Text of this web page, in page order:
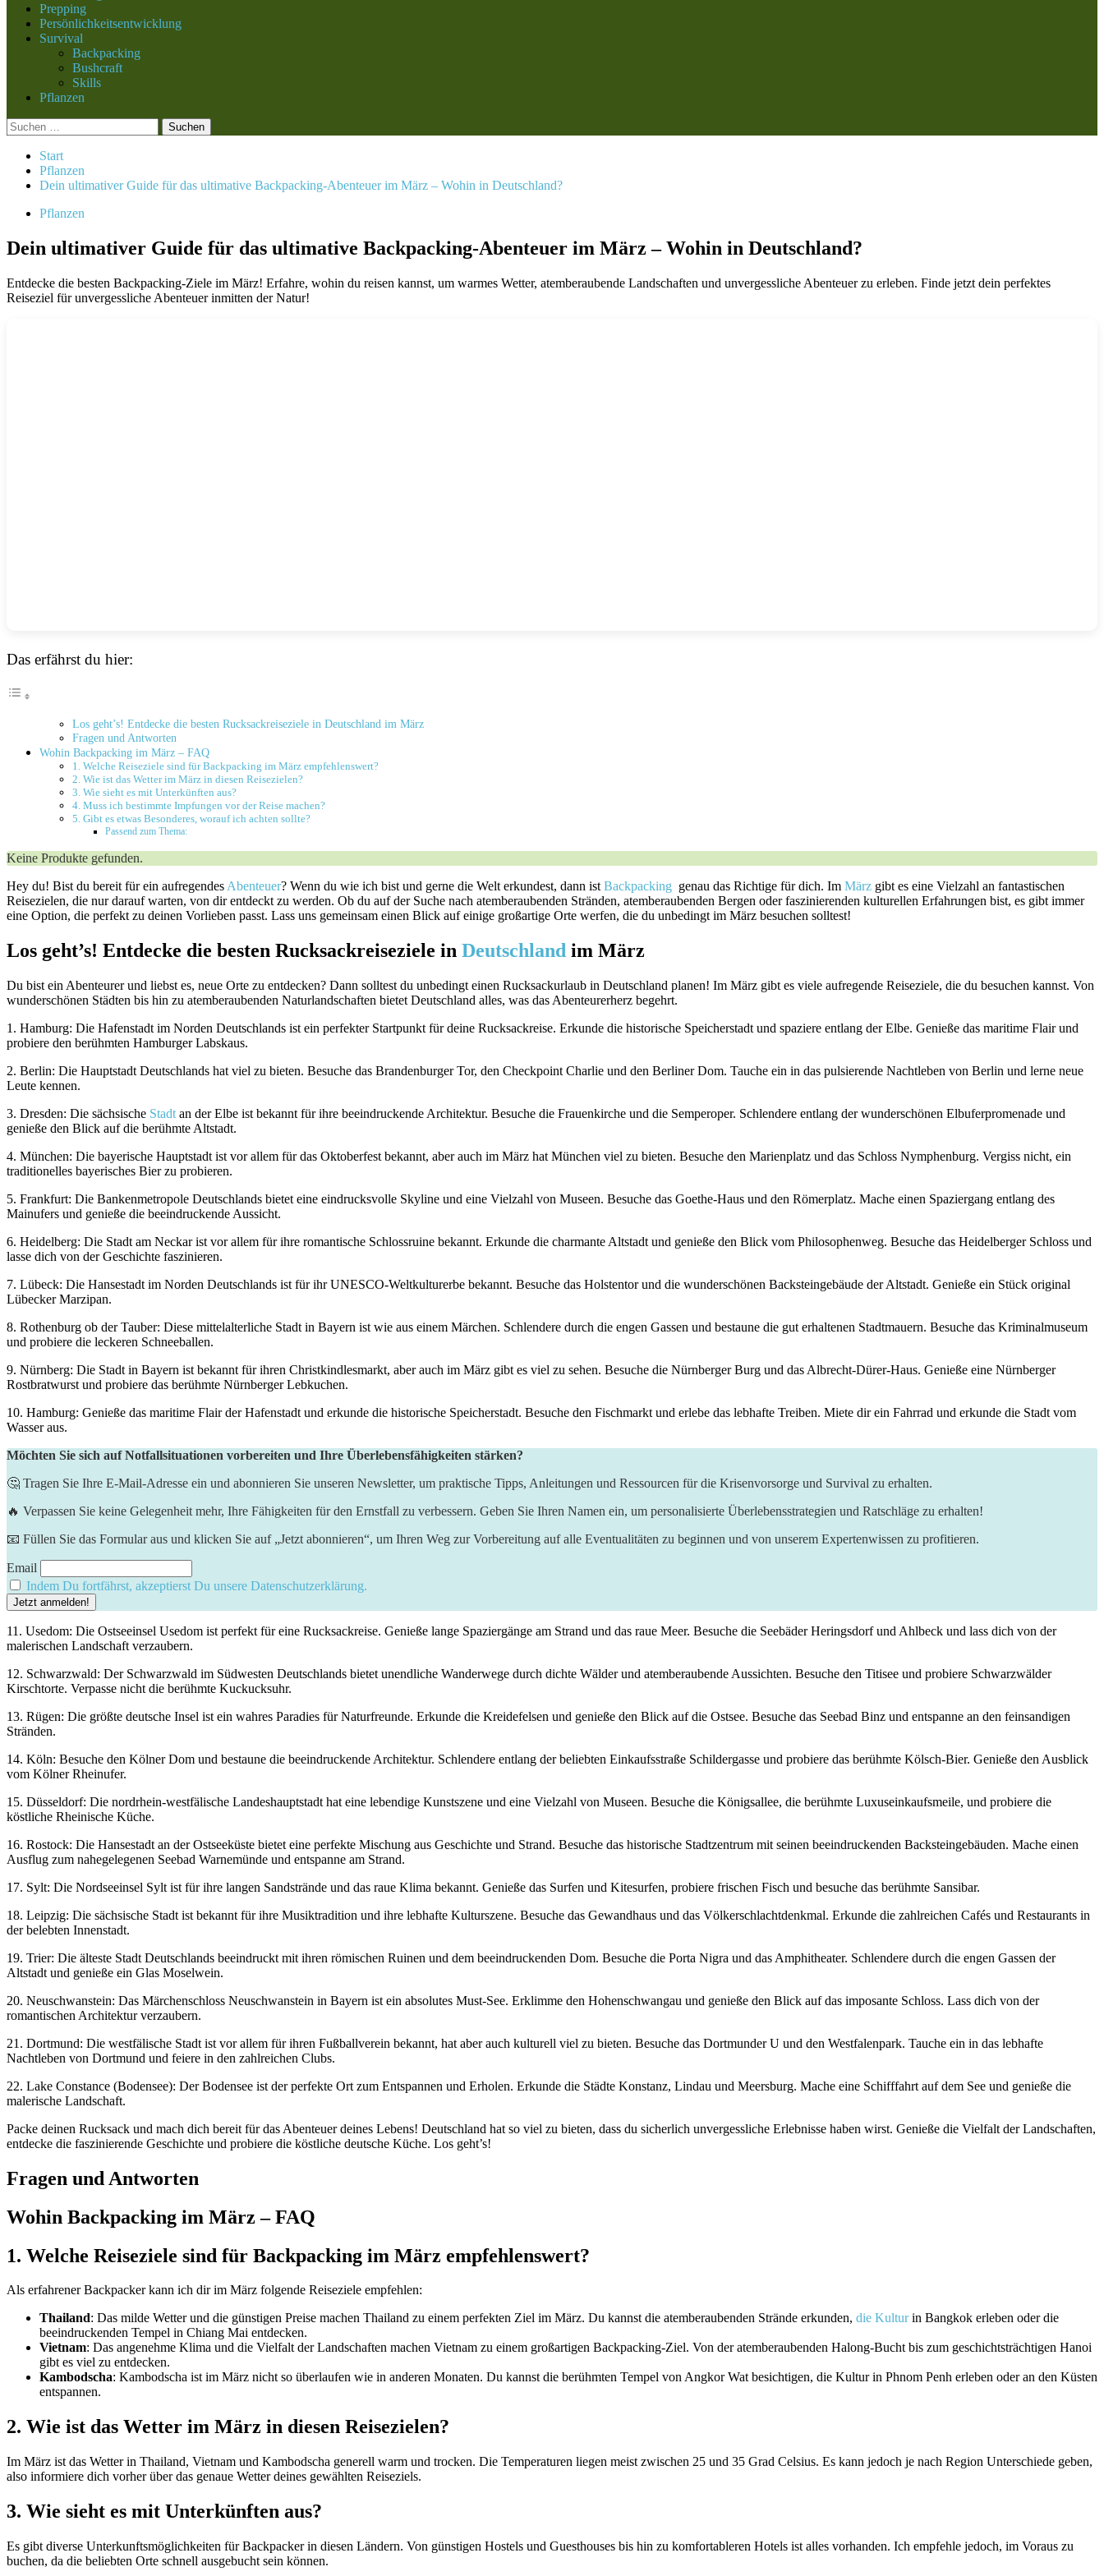
Prepping
Persönlichkeitsentwicklung
Survival
Backpacking
Bushcraft
Skills
Pflanzen
Suchen
nach:
Start
Pflanzen
Dein ultimativer Guide für das ultimative Backpacking-Abenteuer im März – Wohin in Deutschland?
Pflanzen
Dein ultimativer Guide für das ultimative Backpacking-Abenteuer im März – Wohin in Deutschland?
Entdecke die besten Backpacking-Ziele im März! Erfahre, wohin du reisen kannst, um warmes Wetter, atemberaubende Landschaften und unvergessliche Abenteuer zu erleben. Finde jetzt dein perfektes
Reiseziel für unvergessliche Abenteuer inmitten der Natur!
Das erfährst du hier:
Los geht’s! Entdecke die‌ besten Rucksackreiseziele in Deutschland ​im März
Fragen⁣ und Antworten
Wohin Backpacking im März – FAQ
1. Welche Reiseziele ⁤sind⁣ für Backpacking im März empfehlenswert?
2. ⁣Wie ist das Wetter im März in diesen Reisezielen?
3.⁣ Wie sieht es mit Unterkünften ⁢aus?
4. ‍Muss ich⁣ bestimmte⁤ Impfungen vor der Reise ⁤machen?
5.⁢ Gibt es etwas Besonderes, worauf ich ‌achten sollte?
Passend zum Thema:
Keine Produkte gefunden.
Hey du! Bist du bereit⁢ für​ ein⁣ aufregendes Abenteuer? ⁣Wenn du wie ‌ich bist und‌ gerne ​die Welt erkundest, dann ist Backpacking ⁤ genau​ das Richtige für dich. Im März gibt es eine Vielzahl⁣ an‍ fantastischen
Reisezielen, die‌ nur darauf warten, von ⁢dir entdeckt zu‌ werden. Ob du auf der Suche nach atemberaubenden Stränden, atemberaubenden Bergen‌ oder faszinierenden kulturellen Erfahrungen bist, es gibt immer
eine Option, die ‍perfekt zu deinen Vorlieben passt. Lass uns gemeinsam einen Blick auf einige großartige Orte ‌werfen, ​die du unbedingt​ im März besuchen solltest!
Los geht’s! Entdecke die‌ besten Rucksackreiseziele in Deutschland ​im März
Du bist ​ein Abenteurer und liebst⁤ es, neue Orte zu entdecken? Dann solltest du unbedingt einen Rucksackurlaub in Deutschland⁣ planen! Im​ März gibt es ‍viele ⁢aufregende Reiseziele, die du besuchen kannst. Von
wunderschönen​ Städten bis hin zu atemberaubenden⁤ Naturlandschaften bietet ⁢Deutschland alles, was das Abenteurerherz begehrt.
1. ‍Hamburg: Die Hafenstadt im Norden Deutschlands ist ein‍ perfekter Startpunkt ⁤für deine Rucksackreise. ‌Erkunde die historische‌ Speicherstadt und spaziere entlang der⁣ Elbe. Genieße das maritime‌ Flair ⁣und
probiere den berühmten⁤ Hamburger⁤ Labskaus.
2. Berlin: Die Hauptstadt Deutschlands hat⁤ viel zu bieten. ⁤Besuche ⁢das Brandenburger Tor, den ‍Checkpoint Charlie und ‍den Berliner Dom. Tauche ein ‍in⁣ das ⁢pulsierende Nachtleben ⁣von Berlin und lerne neue
Leute ⁤kennen.
3. Dresden: Die sächsische Stadt an der Elbe​ ist bekannt⁣ für ⁢ihre beeindruckende Architektur.​ Besuche die Frauenkirche und‍ die Semperoper. Schlendere entlang ‌der ‌wunderschönen Elbuferpromenade und
genieße den Blick ‍auf die berühmte Altstadt.
4. München: Die​ bayerische Hauptstadt ist vor allem für das Oktoberfest bekannt, aber ⁣auch im März ‍hat⁣ München viel zu bieten. Besuche den Marienplatz⁤ und das Schloss Nymphenburg. Vergiss nicht, ein
traditionelles⁤ bayerisches Bier zu probieren.
5. Frankfurt: Die ‌Bankenmetropole Deutschlands bietet⁤ eine eindrucksvolle Skyline und eine Vielzahl‍ von ⁤Museen.⁢ Besuche das Goethe-Haus ‌und ‌den​ Römerplatz. Mache einen Spaziergang ‍entlang⁤ des
Mainufers und genieße die beeindruckende Aussicht.
6. Heidelberg: Die Stadt am Neckar ist‍ vor ‍allem⁤ für ​ihre romantische Schlossruine bekannt. Erkunde‌ die charmante Altstadt und genieße den ⁢Blick‌ vom Philosophenweg. Besuche⁤ das Heidelberger Schloss und
‌lasse ⁣dich von ​der Geschichte faszinieren.
7. Lübeck: Die Hansestadt ⁤im Norden Deutschlands‍ ist ‌für ihr UNESCO-Weltkulturerbe bekannt. Besuche das Holstentor und die⁢ wunderschönen Backsteingebäude der Altstadt.​ Genieße ein‍ Stück original
Lübecker Marzipan.
8. Rothenburg ob der ⁣Tauber: Diese ‍mittelalterliche​ Stadt⁣ in Bayern ist wie aus einem Märchen. Schlendere durch die engen Gassen und bestaune die gut erhaltenen⁢ Stadtmauern. Besuche ⁢das Kriminalmuseum
und probiere‍ die leckeren Schneeballen.
9. Nürnberg: Die Stadt in Bayern ist bekannt für⁤ ihren Christkindlesmarkt, aber ‍auch im März gibt ​es ⁣viel ⁢zu sehen. Besuche die Nürnberger ‌Burg und⁤ das Albrecht-Dürer-Haus. Genieße eine ‌Nürnberger
Rostbratwurst und probiere das‍ berühmte Nürnberger Lebkuchen.
10. ‌Hamburg: ‌Genieße das maritime Flair‍ der Hafenstadt und erkunde‍ die historische Speicherstadt. Besuche ‍den Fischmarkt und erlebe das lebhafte Treiben. Miete dir‍ ein Fahrrad und⁤ erkunde die Stadt vom
⁣Wasser aus.
Möchten Sie sich auf Notfallsituationen vorbereiten und Ihre Überlebensfähigkeiten stärken?
🤔 Tragen Sie Ihre E-Mail-Adresse ein und abonnieren Sie unseren Newsletter, um praktische Tipps, Anleitungen und Ressourcen für die Krisenvorsorge und Survival zu erhalten.
🔥 Verpassen Sie keine Gelegenheit mehr, Ihre Fähigkeiten für den Ernstfall zu verbessern. Geben Sie Ihren Namen ein, um personalisierte Überlebensstrategien und Ratschläge zu erhalten!
📧 Füllen Sie das Formular aus und klicken Sie auf „Jetzt abonnieren“, um Ihren Weg zur Vorbereitung auf alle Eventualitäten zu beginnen und von unserem Expertenwissen zu profitieren.
Email
Indem Du fortfährst, akzeptierst Du unsere Datenschutzerklärung.
11.‍ Usedom: Die⁣ Ostseeinsel Usedom ⁤ist perfekt für eine Rucksackreise. ‍Genieße lange ⁣Spaziergänge am Strand und das raue Meer. Besuche die Seebäder⁣ Heringsdorf und Ahlbeck und lass dich ⁤von der
malerischen ​Landschaft verzaubern.
12. ⁣Schwarzwald:‍ Der Schwarzwald im Südwesten ‍Deutschlands​ bietet unendliche⁣ Wanderwege‍ durch dichte Wälder und⁣ atemberaubende Aussichten. Besuche den Titisee und probiere Schwarzwälder
Kirschtorte. Verpasse ‍nicht die berühmte Kuckucksuhr.
13. Rügen: Die größte⁤ deutsche Insel ​ist ein wahres‌ Paradies für Naturfreunde. Erkunde⁣ die Kreidefelsen und genieße den Blick auf die Ostsee. Besuche ⁤das Seebad Binz und entspanne an den feinsandigen
Stränden.
14. Köln: Besuche den Kölner⁤ Dom und bestaune⁢ die beeindruckende ⁤Architektur. ‍Schlendere ⁤entlang der ⁣beliebten Einkaufsstraße Schildergasse⁤ und‌ probiere das berühmte ‍Kölsch-Bier. Genieße⁢ den⁣ Ausblick
vom Kölner⁢ Rheinufer.
15. Düsseldorf: Die nordrhein-westfälische ‌Landeshauptstadt hat eine ⁤lebendige Kunstszene und eine‍ Vielzahl ‍von Museen. Besuche ⁢die Königsallee,⁣ die ⁣berühmte Luxuseinkaufsmeile, und probiere die
köstliche Rheinische Küche.
16. Rostock:​ Die‍ Hansestadt ⁣an der Ostseeküste bietet eine perfekte Mischung aus ⁣Geschichte⁤ und Strand.⁣ Besuche das historische Stadtzentrum mit ​seinen beeindruckenden Backsteingebäuden. Mache einen
⁤Ausflug zum nahegelegenen ​Seebad‍ Warnemünde und entspanne am Strand.
17. Sylt:‍ Die⁢ Nordseeinsel Sylt ist ⁣für ihre langen‍ Sandstrände⁤ und das raue Klima bekannt. Genieße​ das Surfen und Kitesurfen, probiere ⁤frischen Fisch und besuche das⁣ berühmte Sansibar.
18. Leipzig:‌ Die sächsische Stadt ‌ist bekannt für ⁣ihre Musiktradition und ihre lebhafte Kulturszene. Besuche das Gewandhaus und das‍ Völkerschlachtdenkmal. Erkunde‍ die zahlreichen Cafés und Restaurants ⁢in‍
der belebten Innenstadt.
19. Trier: ⁣Die älteste Stadt Deutschlands beeindruckt⁣ mit ihren ​römischen Ruinen und​ dem beeindruckenden ‌Dom. Besuche die Porta Nigra‍ und⁣ das ‍Amphitheater. Schlendere ⁣durch die engen Gassen der ​
Altstadt und genieße ein⁤ Glas Moselwein.
20. Neuschwanstein: Das Märchenschloss Neuschwanstein in ⁣Bayern ist ein absolutes Must-See. Erklimme den Hohenschwangau und genieße den ‍Blick auf das imposante Schloss. ‍Lass dich von der
romantischen‌ Architektur verzaubern.
21. ​Dortmund: Die westfälische Stadt ist vor allem für ihren Fußballverein ⁢bekannt, hat⁤ aber auch kulturell viel ​zu bieten. Besuche das Dortmunder U und den⁢ Westfalenpark. Tauche ein in das lebhafte
Nachtleben von Dortmund und feiere in den⁣ zahlreichen Clubs.
22. Lake Constance⁤ (Bodensee): ​Der Bodensee ist‌ der perfekte Ort zum Entspannen und Erholen. Erkunde die ⁢Städte‌ Konstanz, Lindau ‌und⁤ Meersburg. Mache eine Schifffahrt auf dem See und genieße die‍
malerische Landschaft.
Packe deinen Rucksack ​und mach​ dich bereit für das​ Abenteuer⁢ deines‍ Lebens! Deutschland ​hat so ⁤viel zu bieten, dass du sicherlich ⁤unvergessliche ⁤Erlebnisse haben wirst. Genieße die Vielfalt der Landschaften,
entdecke die faszinierende ‍Geschichte und probiere die köstliche‍ deutsche Küche. Los ​geht’s!
Fragen⁣ und Antworten
Wohin Backpacking im März – FAQ
1. Welche Reiseziele ⁤sind⁣ für Backpacking im März empfehlenswert?
Als erfahrener Backpacker kann ich dir im März ⁢folgende Reiseziele empfehlen:
Thailand: Das milde Wetter und ⁢die günstigen Preise machen Thailand zu einem perfekten‌ Ziel‌ im März. Du kannst die atemberaubenden ⁤Strände erkunden, die Kulturin ⁤Bangkok erleben⁢ oder die
⁣beeindruckenden Tempel in Chiang Mai entdecken.
Vietnam:‌ Das angenehme Klima und ‌die Vielfalt⁤ der ⁤Landschaften machen Vietnam‍ zu einem großartigen ⁤Backpacking-Ziel. Von der atemberaubenden Halong-Bucht bis zum‍ geschichtsträchtigen Hanoi
gibt‌ es ⁢viel zu entdecken.
Kambodscha: Kambodscha ist ⁣im März ​nicht⁣ so ⁣überlaufen⁣ wie​ in anderen Monaten. Du kannst die berühmten Tempel von ​Angkor Wat besichtigen, die Kultur in Phnom Penh erleben oder an den Küsten
entspannen.
2. ⁣Wie ist das Wetter im März in diesen Reisezielen?
Im März ist das Wetter in Thailand,​ Vietnam und‌ Kambodscha generell warm und trocken. Die Temperaturen liegen meist zwischen ⁤25 und ⁤35 Grad Celsius. Es kann‍ jedoch ‌je nach Region Unterschiede geben,
also informiere dich vorher⁣ über das genaue⁤ Wetter ⁤deines gewählten ⁤Reiseziels.
3.⁣ Wie sieht es mit Unterkünften ⁢aus?
Es‍ gibt diverse Unterkunftsmöglichkeiten für Backpacker in diesen Ländern.​ Von günstigen Hostels und‍ Guesthouses⁢ bis hin zu komfortableren Hotels‍ ist alles vorhanden. Ich empfehle jedoch, im Voraus⁤ zu
buchen, da⁢ die beliebten Orte schnell ausgebucht⁢ sein können.